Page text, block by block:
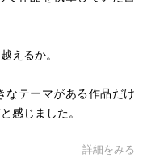
どいてきた。
んがえていた。ブラン
いがこもっている。
け、亡くなっていた。銀
死者を天上界に運ぶた
えるか。
なテーマがある作品だけ
感じました。
詳細をみる